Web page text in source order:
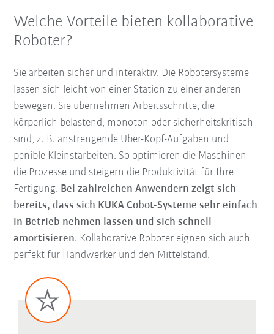
Welche Vorteile bieten kollaborative
Roboter?
Sie arbeiten sicher und interaktiv. Die Robotersysteme
lassen sich leicht von einer Station zu einer anderen
bewegen. Sie übernehmen Arbeitsschritte, die
körperlich belastend, monoton oder sicherheitskritisch
sind, z. B. anstrengende Über-Kopf-Aufgaben und
penible Kleinstarbeiten. So optimieren die Maschinen
die Prozesse und steigern die Produktivität für Ihre
Fertigung. Bei zahlreichen Anwendern zeigt sich
bereits, dass sich KUKA Cobot-Systeme sehr einfach
in Betrieb nehmen lassen und sich schnell
amortisieren. Kollaborative Roboter eignen sich auch
perfekt für Handwerker und den Mittelstand.